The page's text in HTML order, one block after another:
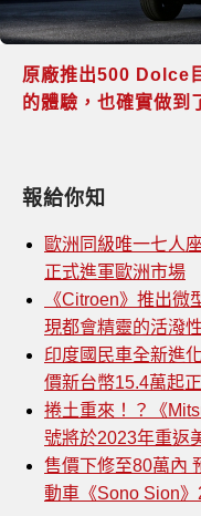
原廠推出500 Dolce
的體驗，也確實做
報給你知
歐洲同級唯一七人
正式進軍歐洲市場
《Citroen》推出微
現都會精靈的活潑
印度國民車全新進
價新台幣15.4萬起
捲土重來！？《
號將於2023年重返
售價下修至80萬內
動車《Sono Sion